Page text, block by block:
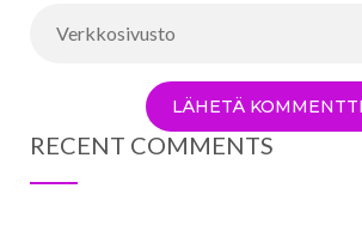
RECENT COMMENTS